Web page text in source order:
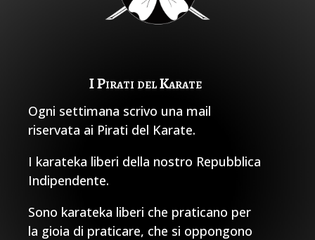
I Pirati del Karate
Ogni settimana scrivo una mail
riservata ai Pirati del Karate.
I karateka liberi della nostro Repubblica
Indipendente.
Sono karateka liberi che praticano per
la gioia di praticare, che si oppongono